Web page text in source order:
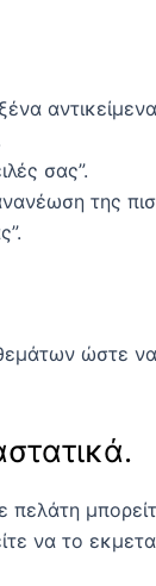
σας”.
της
ώστε
να το